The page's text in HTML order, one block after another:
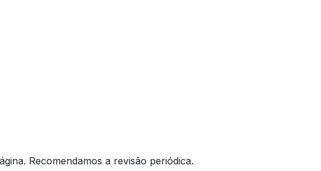
Recomendamos a revisão periódica.